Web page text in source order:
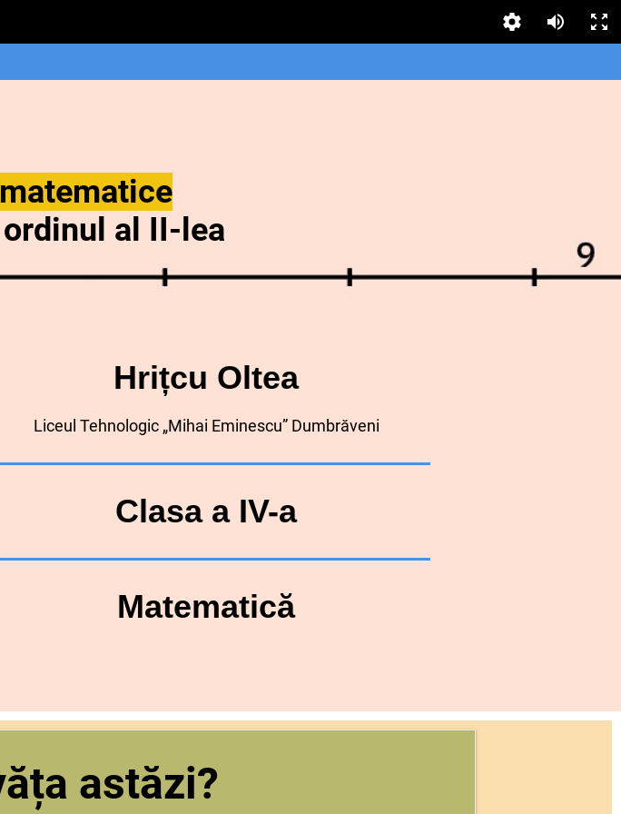
al II-lea
Hrițcu Oltea
Liceul Tehnologic „Mihai Eminescu” Dumbrăveni
Clasa a IV-a
Matematică
astăzi?